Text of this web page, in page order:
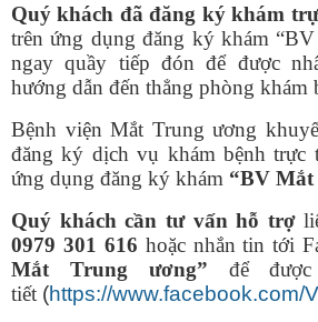
Quý khách đã đăng ký khám
trên ứng dụng đăng ký khám
ngay quầy tiếp đón để được
hướng dẫn đến thẳng phòng khám
Bệnh viện Mắt Trung ương
đăng ký dịch vụ khám bệnh trực
ứng dụng đăng ký khám “BV Mắt
Quý khách cần tư vấn hỗ trợ
0979 301 616 hoặc nhắn tin tới
Mắt Trung ương” để
tiết (https://www.facebook.com/